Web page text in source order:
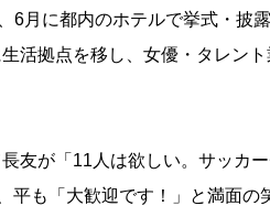
6月に都内のホテルで挙式・披
活拠点を移し、女優・タレン
友が「11人は欲しい。サッカ
平も「大歓迎です！」と満面の